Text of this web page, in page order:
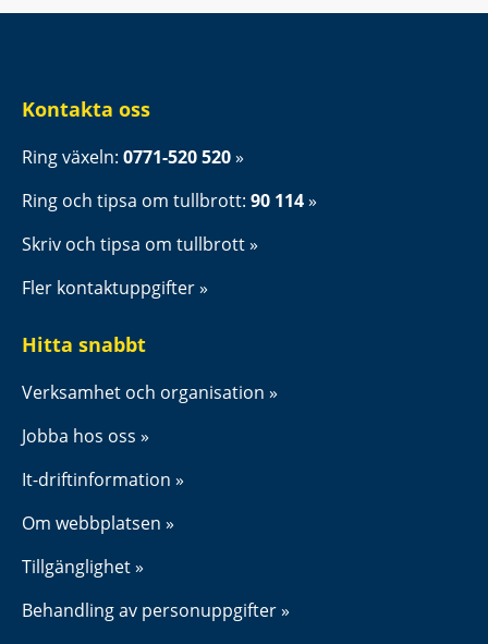
Kontakta oss
Ring växeln: 0771-520 520
Ring och tipsa om tullbrott: 90 114
Skriv och tipsa om tullbrott
Fler kontaktuppgifter
Hitta snabbt
Verksamhet och organisation
Jobba hos oss
It-driftinformation
Om webbplatsen
Tillgänglighet
Behandling av personuppgifter